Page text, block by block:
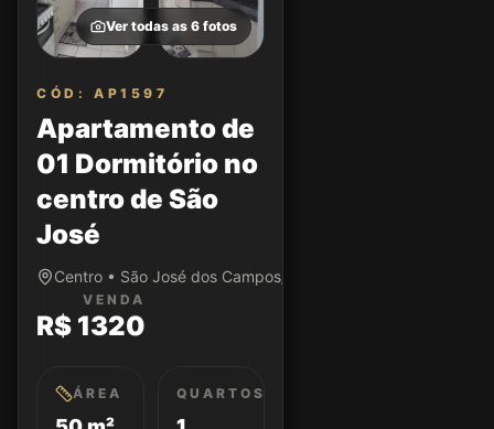
Ver todas as 6 fotos
CÓD: AP1597
Apartamento de
01 Dormitório no
centro de São
José
Centro • São José dos Campos/SP
VENDA
R$ 1320
ÁREA QUARTOS